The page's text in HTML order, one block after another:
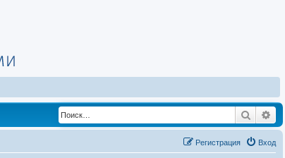
Поиск
Вход
Регистрация